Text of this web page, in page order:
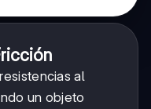
al
un objeto